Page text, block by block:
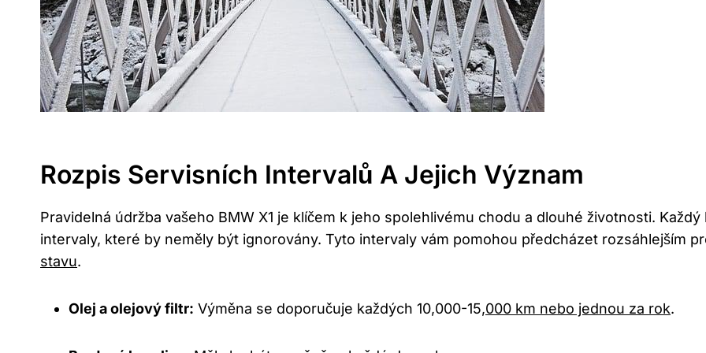
Rozpis Servisních Intervalů A Jejich Význam
Pravidelná údržba vašeho BMW X1 je klíčem k jeho spolehlivému chodu a dlouhé životnosti.
intervaly, které by neměly být ignorovány. Tyto intervaly vám pomohou předcházet rozsáhlejším
stavu.
Olej a olejový filtr: Výměna se doporučuje každých 10,000-15,000 km nebo jednou za rok.